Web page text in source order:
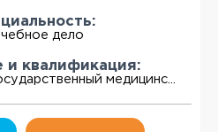
дело
и квалификация:
медицинс...